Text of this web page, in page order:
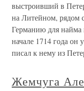
выстроивший в
на Литейном, рядом
Германию для найма
начале 1714 года он
писал к нему из
Жемчуга